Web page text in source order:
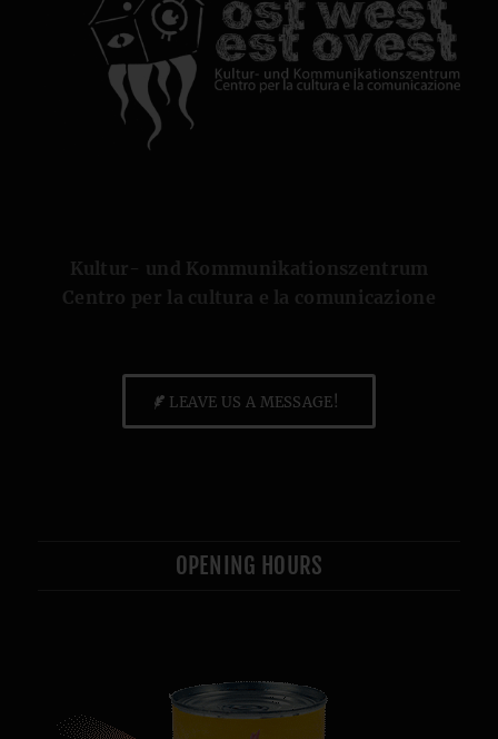
Kultur- und Kommunikationszentrum
Centro per la cultura e la comunicazione
LEAVE US A MESSAGE!
OPENING HOURS